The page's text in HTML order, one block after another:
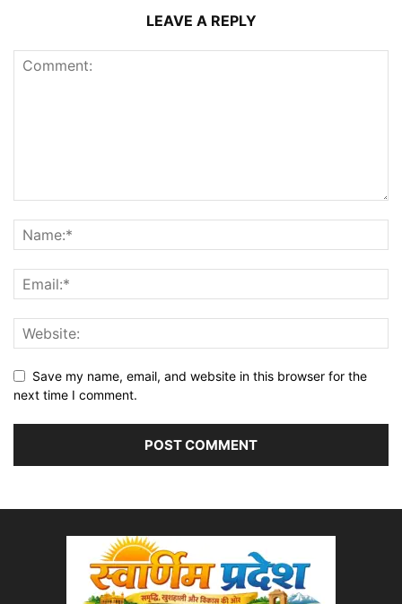
LEAVE A REPLY
Save my name, email, and website in this browser for the
next time I comment.